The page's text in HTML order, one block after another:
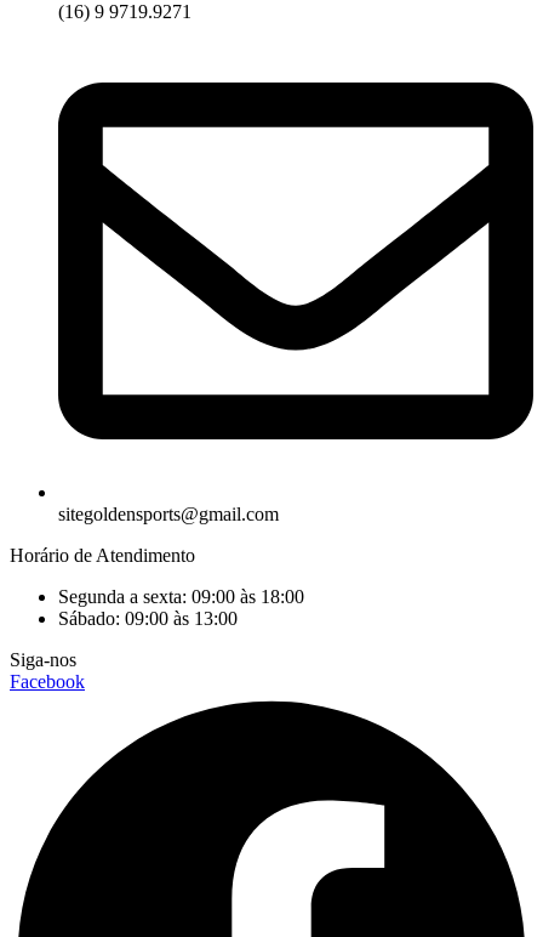
(16) 9 9719.9271
sitegoldensports@gmail.com
Horário de Atendimento
Segunda a sexta: 09:00 às 18:00
Sábado: 09:00 às 13:00
Siga-nos
Facebook